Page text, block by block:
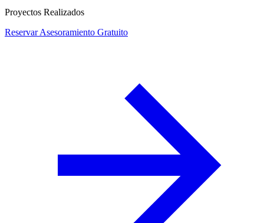
Proyectos Realizados
Reservar Asesoramiento Gratuito